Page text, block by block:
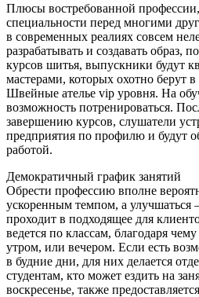
Плюсы востребованной
специальности перед многими
в современных реалиях совсем
разрабатывать и создавать образ,
курсов шитья, выпускники будут
мастерами, которых охотно берут
Швейные ателье vip уровня. На
возможность потренироваться.
завершению курсов, слушатели
предприятия по профилю и будут
работой.
Демократичный график занятий
Обрести профессию вполне
ускоренным темпом, а
проходит в подходящее для
ведется по классам, благодаря
утром, или вечером. Если есть
в будние дни, для них делается
студентам, кто может ездить на
воскресенье, также